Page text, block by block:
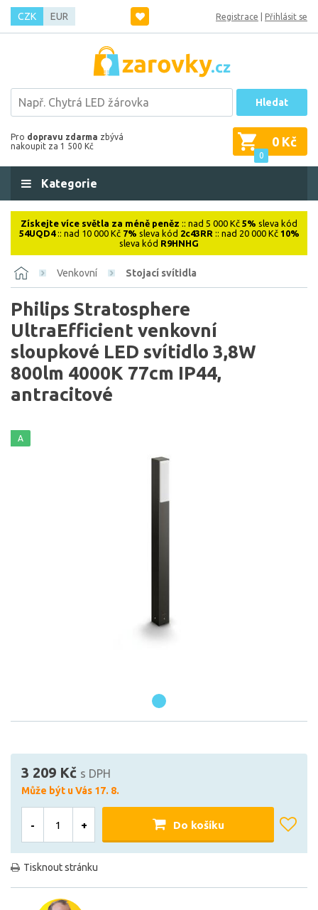
CZK EUR Registrace Přihlásit se
Hledat
Pro dopravu zdarma zbývá
nakoupit za 1 500 Kč
0
0 Kč
Kategorie
Získejte více světla za méně peněz :: nad 5 000 Kč 5% sleva kód
54UQD4:: nad 10 000 Kč 7% sleva kód 2c43RR :: nad 20 000 Kč 10%
sleva kód R9HNHG
Venkovní Stojací svítidla
Philips Stratosphere
UltraEfficient venkovní
sloupkové LED svítidlo 3,8W
800lm 4000K 77cm IP44,
antracitové
A
3 209 Kč s DPH
Může být u Vás 17. 8.
- + Do košíku
Tisknout stránku